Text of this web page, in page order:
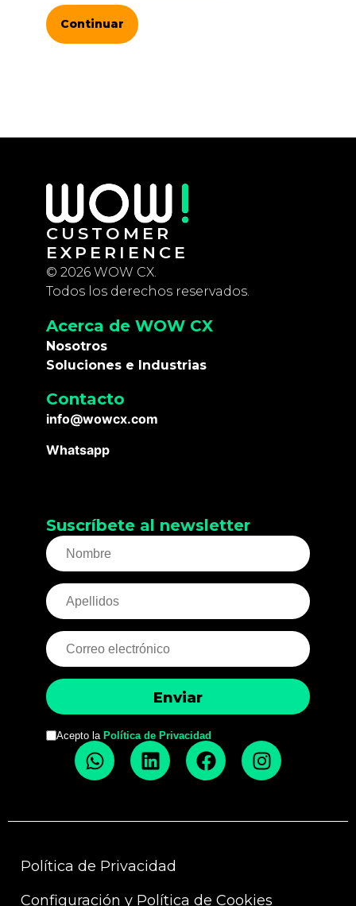
Continuar
CUSTOMER
EXPERIENCE
© 2026 WOW CX.
Todos los derechos reservados.
Acerca de WOW CX
Nosotros
Soluciones e Industrias
Contacto
info@wowcx.com
Whatsapp
Suscríbete al newsletter
Acepto la Política de Privacidad
Política de Privacidad
Configuración y Política de Cookies